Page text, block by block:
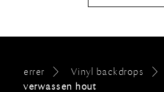
errer Vinyl backdrops
verwassen hout